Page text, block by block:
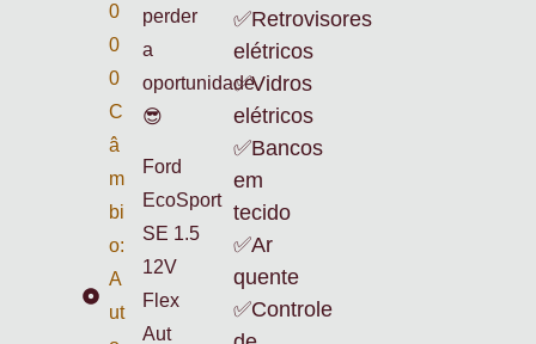
0
0
0
C
â
m
bi
o:
A
ut
perder
a
oportunidade
😎
Ford
EcoSport
SE 1.5
12V
Flex
Aut
✅Retrovisores
elétricos
✅Vidros
elétricos
✅Bancos
em
tecido
✅Ar
quente
✅Controle